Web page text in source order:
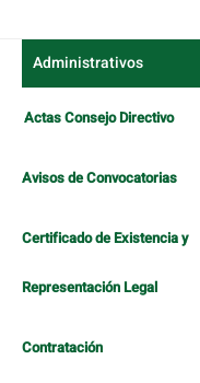
Administrativos
Actas Consejo Directivo
Avisos de Convocatorias
Certificado de Existencia y
Representación Legal
Contratación